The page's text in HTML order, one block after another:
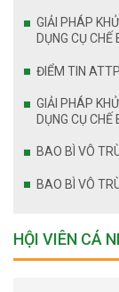
GIẢI PHÁP
DỤNG CỤ CHẾ
GIẢI PHÁP
DỤNG CỤ CHẾ
BAO BÌ VÔ
BAO BÌ VÔ
HỘI VIÊN CÁ